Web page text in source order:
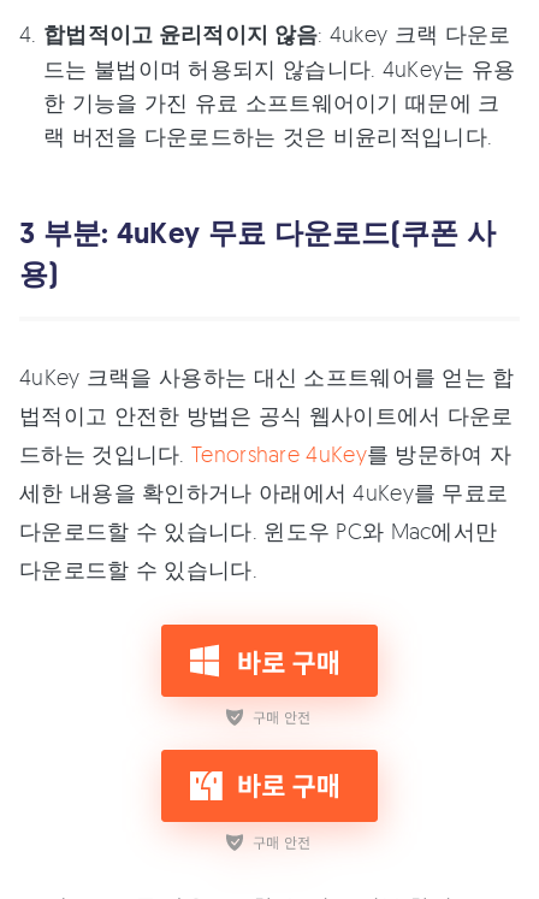
합법적이고 윤리적이지 않음: 4ukey 크랙 다운로
드는 불법이며 허용되지 않습니다. 4uKey는 유용
한 기능을 가진 유료 소프트웨어이기 때문에 크
랙 버전을 다운로드하는 것은 비윤리적입니다.
3 부분: 4uKey 무료 다운로드(쿠폰 사
용)
4uKey 크랙을 사용하는 대신 소프트웨어를 얻는 합
법적이고 안전한 방법은 공식 웹사이트에서 다운로
드하는 것입니다. Tenorshare 4uKey를 방문하여 자
세한 내용을 확인하거나 아래에서 4uKey를 무료로
다운로드할 수 있습니다. 윈도우 PC와 Mac에서만
다운로드할 수 있습니다.